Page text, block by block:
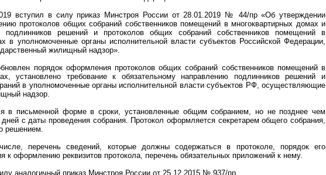
вступил в силу приказ Минстроя России от 28.01.2019 № 44/пр «Об утверждении
протоколов общих собраний собственников помещений в многоквартирных домах и
подлинников решений и протоколов общих собраний собственников помещений в
в уполномоченные органы исполнительной власти субъектов Российской Федерации,
жилищный надзор».
порядок оформления протоколов общих собраний собственников помещений в
установлено требование к обязательному направлению подлинников решений и
в уполномоченные органы исполнительной власти субъектов РФ, осуществляющие
надзор.
в письменной форме в сроки, установленные общим собранием, но не позднее чем
с даты проведения собрания. Протокол оформляется секретарем общего собрания,
решением.
перечень сведений, которые должны содержаться в протоколе, порядок его
к оформлению реквизитов протокола, перечень обязательных приложений к нему.
аналогичный приказ Минстроя России от 25.12.2015 № 937/пр.